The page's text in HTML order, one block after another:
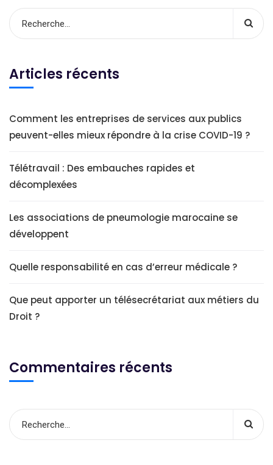
Articles récents
Comment les entreprises de services aux publics
peuvent-elles mieux répondre à la crise COVID-19 ?
Télétravail : Des embauches rapides et
décomplexées
Les associations de pneumologie marocaine se
développent
Quelle responsabilité en cas d’erreur médicale ?
Que peut apporter un télésecrétariat aux métiers du
Droit ?
Commentaires récents